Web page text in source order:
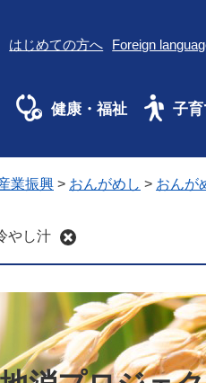
はじめての方へ Foreign
健康・福祉 子
業振興 > おんがめし > おんが
やし汁